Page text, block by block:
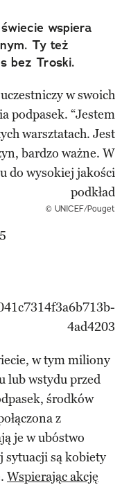
wspiera
Ty też
bez Troski.
© UNICEF/Pouget
w tym miliony
lub wstydu przed
środków
z
je w ubóstwo
są kobiety
Wspierając akcję